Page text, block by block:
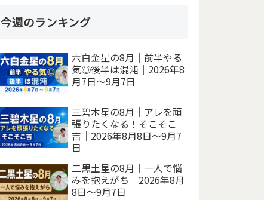
今週のランキング
六白金星の8月｜前半やる
気◎後半は混沌｜2026年8
月7日～9月7日
三碧木星の8月｜アレを頑
張りたくなる！そこそこ
吉｜2026年8月8日～9月7
日
二黒土星の8月｜一人で悩
みを抱えがち｜2026年8月
8日～9月7日